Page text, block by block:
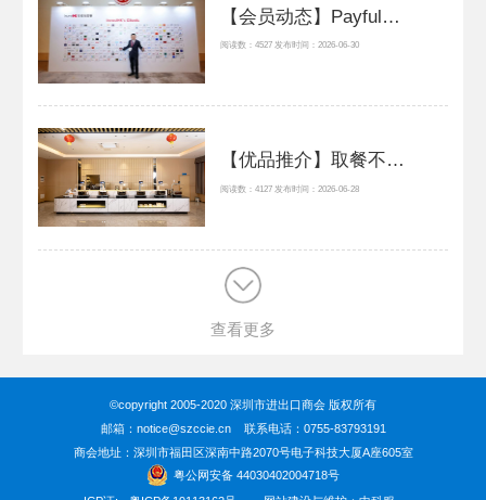
【会员动态】Payful深化香港战略布局，构建连接中国与全球新兴市场的支付基础设施
阅读数：4527 发布时间：2026-06-30
【优品推介】取餐不用排队？央视新闻里的这个智慧餐炉火了
阅读数：4127 发布时间：2026-06-28
查看更多
©copyright 2005-2020 深圳市进出口商会 版权所有
邮箱：notice@szccie.cn 联系电话：0755-83793191
商会地址：深圳市福田区深南中路2070号电子科技大厦A座605室
粤公网安备 44030402004718号